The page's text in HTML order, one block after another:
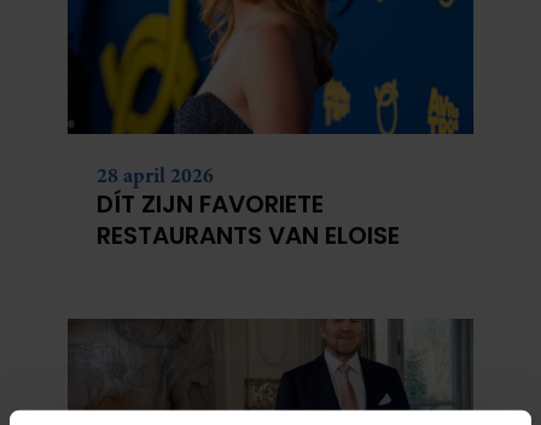
28 april 2026
DÍT ZIJN FAVORIETE
RESTAURANTS VAN ELOISE